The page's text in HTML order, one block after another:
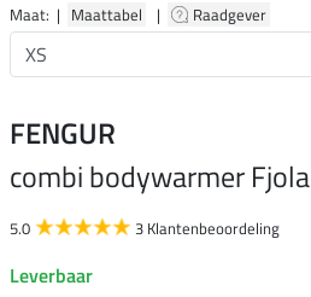
Maat: | Maattabel | Raadgever
FENGUR
combi bodywarmer Fjola
5.0 3 Klantenbeoordeling
Leverbaar